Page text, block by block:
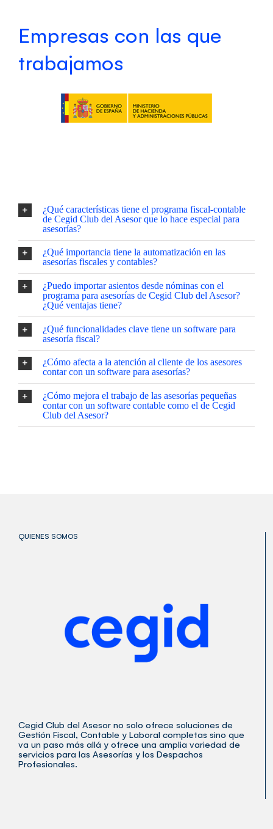
Empresas con las que
trabajamos
¿Qué características tiene el programa fiscal-contable
de Cegid Club del Asesor que lo hace especial para
asesorías?
¿Qué importancia tiene la automatización en las
asesorías fiscales y contables?
¿Puedo importar asientos desde nóminas con el
programa para asesorías de Cegid Club del Asesor?
¿Qué ventajas tiene?
¿Qué funcionalidades clave tiene un software para
asesoría fiscal?
¿Cómo afecta a la atención al cliente de los asesores
contar con un software para asesorías?
¿Cómo mejora el trabajo de las asesorías pequeñas
contar con un software contable como el de Cegid
Club del Asesor?
QUIENES SOMOS
Cegid Club del Asesor no solo ofrece soluciones de
Gestión Fiscal, Contable y Laboral completas sino que
va un paso más allá y ofrece una amplia variedad de
servicios para las Asesorías y los Despachos
Profesionales.